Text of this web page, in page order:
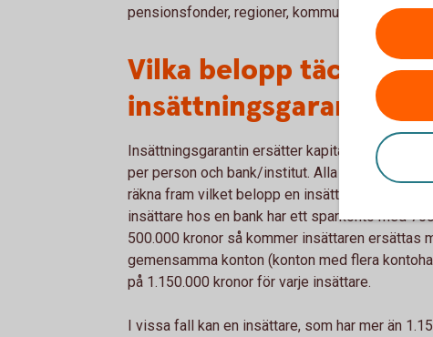
pensionsfonder, regioner, kommuner eller
Vilka belopp täcks av
insättningsgarantin?
Insättningsgarantin ersätter kapital och ränta
per person och bank/institut. Alla insättningar
räkna fram vilket belopp en insättare har rätt till
insättare hos en bank har ett sparkonto med
500.000 kronor så kommer insättaren ersättas
gemensamma konton (konton med flera
på 1.150.000 kronor för varje insättare.
I vissa fall kan en insättare, som har mer än